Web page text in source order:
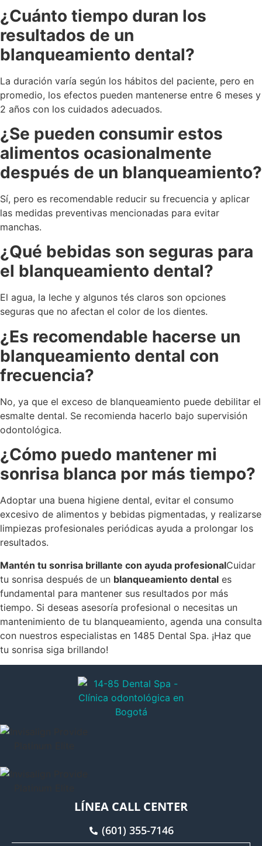
¿Cuánto tiempo duran los
resultados de un
blanqueamiento dental?
La duración varía según los hábitos del paciente, pero en
promedio, los efectos pueden mantenerse entre 6 meses y
2 años con los cuidados adecuados.
¿Se pueden consumir estos
alimentos ocasionalmente
después de un blanqueamiento?
Sí, pero es recomendable reducir su frecuencia y aplicar
las medidas preventivas mencionadas para evitar
manchas.
¿Qué bebidas son seguras para
el blanqueamiento dental?
El agua, la leche y algunos tés claros son opciones
seguras que no afectan el color de los dientes.
¿Es recomendable hacerse un
blanqueamiento dental con
frecuencia?
No, ya que el exceso de blanqueamiento puede debilitar el
esmalte dental. Se recomienda hacerlo bajo supervisión
odontológica.
¿Cómo puedo mantener mi
sonrisa blanca por más tiempo?
Adoptar una buena higiene dental, evitar el consumo
excesivo de alimentos y bebidas pigmentadas, y realizarse
limpiezas profesionales periódicas ayuda a prolongar los
resultados.
Mantén tu sonrisa brillante con ayuda profesionalCuidar
tu sonrisa después de un blanqueamiento dental es
fundamental para mantener sus resultados por más
tiempo. Si deseas asesoría profesional o necesitas un
mantenimiento de tu blanqueamiento, agenda una consulta
con nuestros especialistas en 1485 Dental Spa. ¡Haz que
tu sonrisa siga brillando!
LÍNEA CALL CENTER
(601) 355-7146